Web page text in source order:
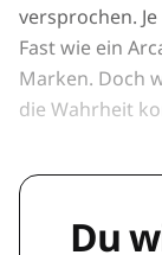
versprochen.
Fast wie ein
Marken. Doch
die Wahrheit
Du